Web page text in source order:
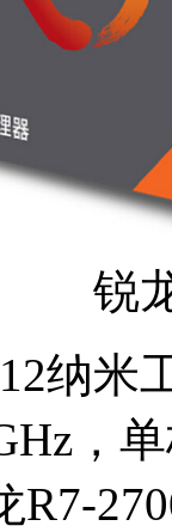
锐
纳米
，
R7-